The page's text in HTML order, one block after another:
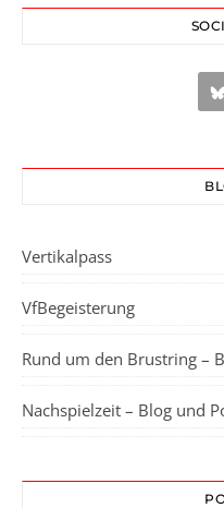
Vertikalpass
VfBegeisterung
Rund um den Brustring –
Nachspielzeit – Blog und